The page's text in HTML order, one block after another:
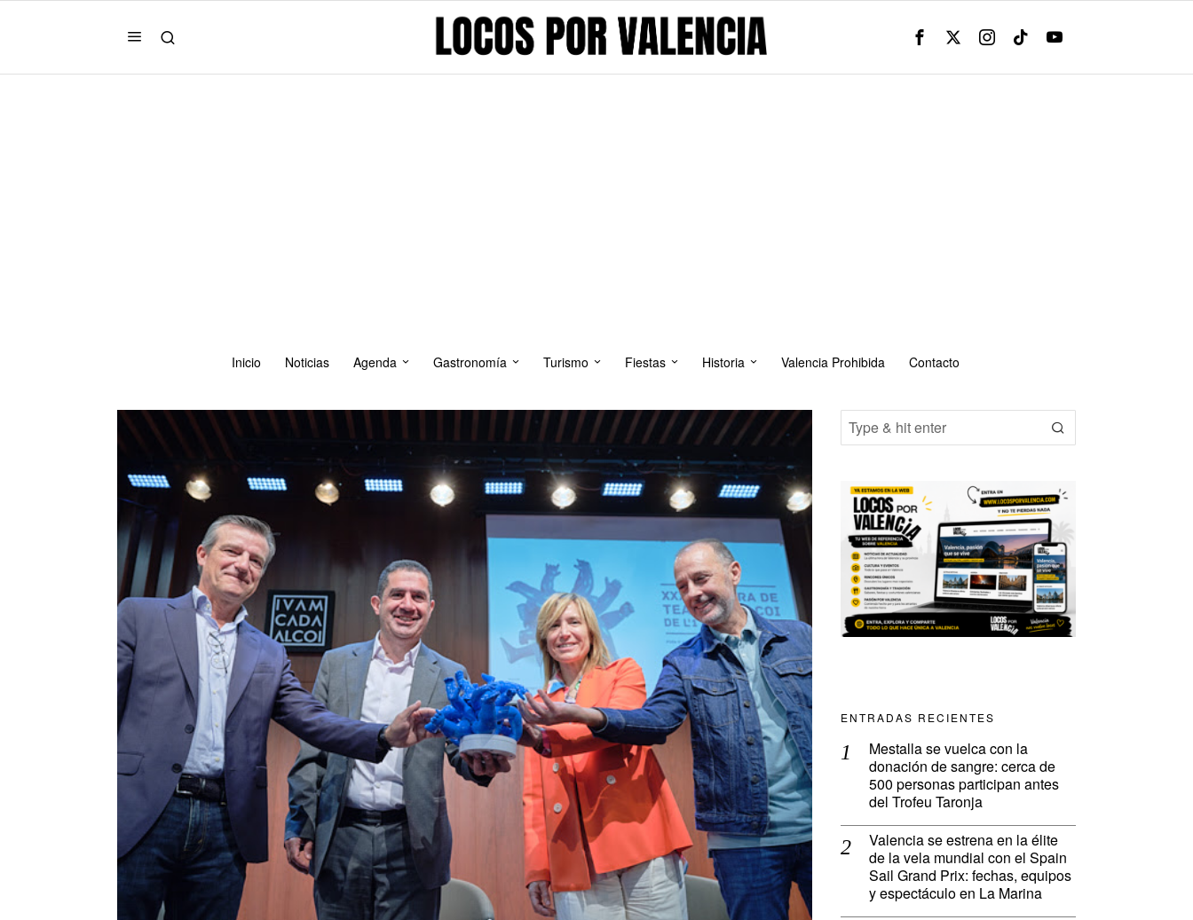
Inicio Noticias Agenda Gastronomía Turismo Fiestas Historia Valencia Prohibida Contacto
ENTRADAS RECIENTES
Mestalla se vuelca con la
donación de sangre: cerca de
500 personas participan antes
del Trofeu Taronja
Valencia se estrena en la élite
de la vela mundial con el Spain
Sail Grand Prix: fechas, equipos
y espectáculo en La Marina